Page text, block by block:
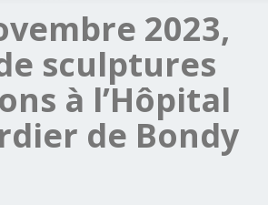
2023,
sculptures
à l’Hôpital
de Bondy